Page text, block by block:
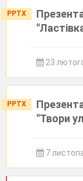
PPTX
23
PPTX
"Твори
7